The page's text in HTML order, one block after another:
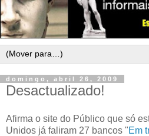
domingo, abril 26, 2009
Desactualizado!
Afirma o site do Público que só
Unidos já faliram 27 bancos "Em